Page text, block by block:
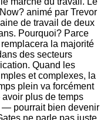
animé par Trevor
de travail de deux
Pourquoi? Parce
la majorité
des secteurs
Quand les
et complexes, la
plein va forcément
plus de temps
— pourrait bien devenir
ne parle pas juste